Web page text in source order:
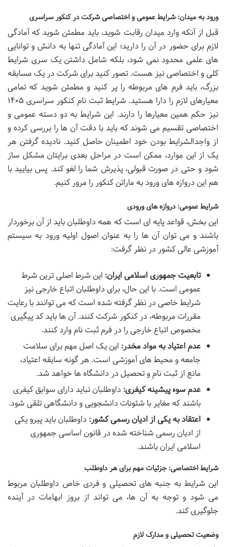
ورود به میدان: شرایط عمومی و اختصاصی شرکت در کنکور سراسری
قبل از آنکه وارد میدان رقابت شوید، باید مطمئن شوید که آمادگی
لازم برای حضور در آن را دارید؛ این آمادگی تنها به دانش و توانایی
های علمی محدود نمی شود، بلکه شامل داشتن یک سری شرایط
کلی و اختصاصی نیز هست. تصور کنید برای شرکت در یک مسابقه
بزرگ، باید فرم های مربوطه را پر کنید و مطمئن شوید که تمامی
معیارهای لازم را دارا هستید. شرایط ثبت نام کنکور سراسری ۱۴۰۵
نیز حکم همین معیارها را دارند. این شرایط به دو دسته عمومی و
اختصاصی تقسیم می شوند که باید با دقت آن ها را بررسی کرده و
از واجدالشرایط بودن خود اطمینان حاصل کنید. نادیده گرفتن هر
یک از این موارد، ممکن است در مراحل بعدی برایتان مشکل ساز
شود و حتی در صورت قبولی، پذیرش شما را لغو کند. پس بیایید با
هم این دروازه های ورود به ماراتن کنکور را مرور کنیم.
شرایط عمومی: دروازه های ورودی
این بخش، قواعد پایه ای است که همه داوطلبان باید از آن برخوردار
باشند و می توان آن ها را به عنوان اصول اولیه ورود به سیستم
آموزشی عالی کشور در نظر گرفت:
تابعیت جمهوری اسلامی ایران: این شرط اصلی ترین شرط
عمومی است. با این حال، برای داوطلبان اتباع خارجی نیز
شرایط خاصی در نظر گرفته شده است که می توانند با رعایت
مقررات مربوطه، در کنکور شرکت کنند. آن ها باید کد پیگیری
مخصوص اتباع خارجی را در فرم ثبت نام وارد کنند.
عدم اعتیاد به مواد مخدر: این یک اصل مهم برای سلامت
جامعه و محیط های آموزشی است. هر گونه سابقه اعتیاد،
مانع از ثبت نام و تحصیل در دانشگاه ها خواهد شد.
عدم سوء پیشینه کیفری: داوطلبان نباید دارای سوابق کیفری
باشند که مغایر با شئونات دانشجویی و دانشگاهی تلقی شود.
اعتقاد به یکی از ادیان رسمی کشور: داوطلبان باید پیرو یکی
از ادیان رسمی شناخته شده در قانون اساسی جمهوری
اسلامی ایران باشند.
شرایط اختصاصی: جزئیات مهم برای هر داوطلب
این شرایط به جنبه های تحصیلی و فردی خاص داوطلبان مربوط
می شود و توجه به آن ها، می تواند از بروز ابهامات در آینده
جلوگیری کند.
وضعیت تحصیلی و مدارک لازم